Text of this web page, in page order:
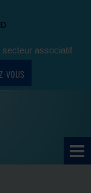
associatif
vous